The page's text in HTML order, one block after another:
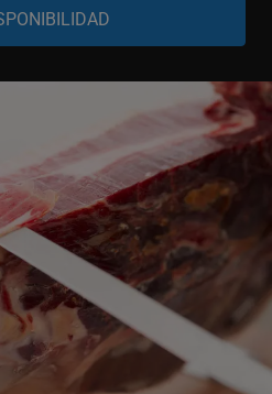
- +
- +
- +